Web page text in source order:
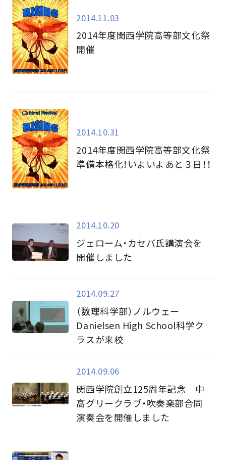
2014.11.03
2014年度関西学院高等部文化祭
開催
2014.10.31
2014年度関西学院高等部文化祭
準備本格化！いよいよあと３日！！
2014.10.20
ジェローム・カセバ氏講演会を
開催しました
2014.09.27
（数理科学部）ノルウェー
Danielsen High School科学ク
ラスが来校
2014.09.06
関西学院創立125周年記念 中
高グリークラブ・吹奏楽部合同
演奏会を開催しました